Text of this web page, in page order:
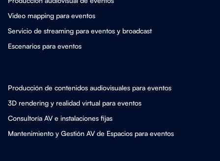
Video mapping para eventos
Servicio de streaming para eventos y broadcast
Escenarios para eventos
Producción de contenidos audiovisuales para eventos
3D rendering y realidad virtual para eventos
Consultoría AV e instalaciones fijas
Mantenimiento y Gestión AV de Espacios para eventos